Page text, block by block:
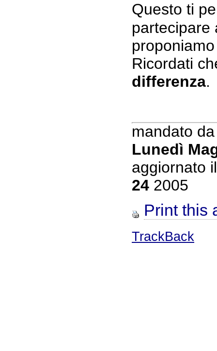
Questo ti
partecipare
Ricordati
differenza.
mandato
Lunedì
aggiornato
24 2005
Print this
TrackBack